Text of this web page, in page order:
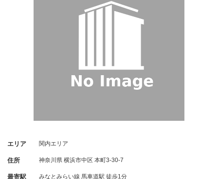
エリア 関内エリア
住所 神奈川県 横浜市中区 本町3-30-7
最寄駅
みなとみらい線 馬車道駅 徒歩1分